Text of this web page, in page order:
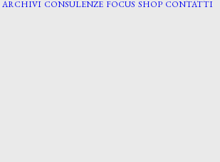
ARCHIVI CONSULENZE FOCUS SHOP CONTATTI